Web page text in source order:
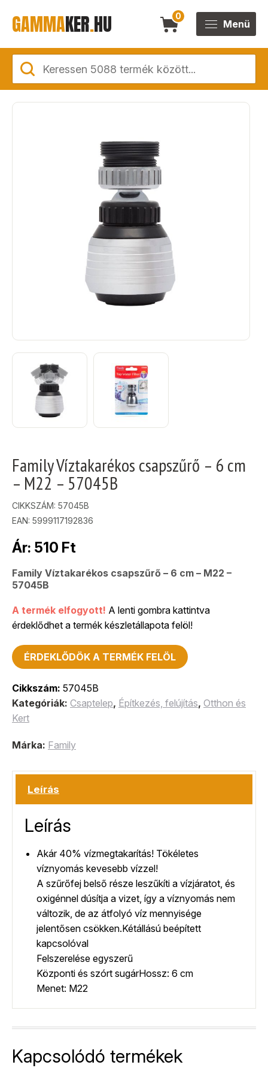
GAMMAKER.HU 0
Menü
Family Víztakarékos csapszűrő – 6 cm
– M22 – 57045B
CIKKSZÁM: 57045B
EAN: 5999117192836
Ár: 510 Ft
Family Víztakarékos csapszűrő – 6 cm – M22 –
57045B
A termék elfogyott! A lenti gombra kattintva
érdeklődhet a termék készletállapota felöl!
ÉRDEKLŐDÖK A TERMÉK FELÖL
Cikkszám: 57045B
Kategóriák: Csaptelep, Építkezés, felújítás, Otthon és
Kert
Márka: Family
Leírás
Leírás
Akár 40% vízmegtakarítás! Tökéletes
víznyomás kevesebb vízzel!
A szűrőfej belső része leszűkíti a vízjáratot, és
oxigénnel dúsítja a vizet, így a víznyomás nem
változik, de az átfolyó víz mennyisége
jelentősen csökken.Kétállású beépített
kapcsolóval
Felszerelése egyszerű
Központi és szórt sugárHossz: 6 cm
Menet: M22
Kapcsolódó termékek